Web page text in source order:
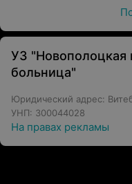
УЗ "Новополоцкая
больница"
Юридический адрес:
УНП: 300044028
На правах рекламы